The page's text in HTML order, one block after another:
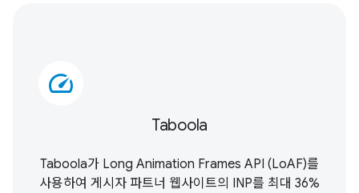
speed
Taboola
Taboola가 Long Animation Frames API (LoAF)를
사용하여 게시자 파트너 웹사이트의 INP를 최대 36%